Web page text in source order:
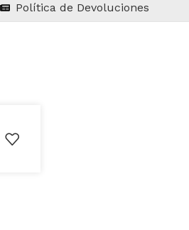
Política de Devoluciones